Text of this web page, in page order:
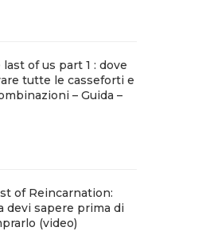
last of us part 1 : dove
tutte le casseforti e
– Guida –
of Reincarnation:
devi sapere prima di
(video)